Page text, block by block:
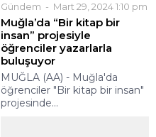
Gündem Mart 29, 2024 1:10 pm
Muğla’da “Bir kitap bir
insan” projesiyle
öğrenciler yazarlarla
buluşuyor
MUĞLA (AA) - Muğla'da
öğrenciler "Bir kitap bir insan"
projesinde...